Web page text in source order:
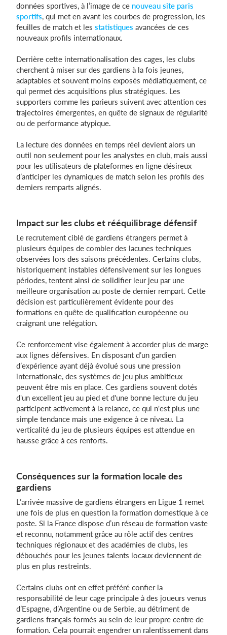
données sportives, à l’image de ce nouveau site paris
sportifs, qui met en avant les courbes de progression, les
feuilles de match et les statistiques avancées de ces
nouveaux profils internationaux.
Derrière cette internationalisation des cages, les clubs
cherchent à miser sur des gardiens à la fois jeunes,
adaptables et souvent moins exposés médiatiquement, ce
qui permet des acquisitions plus stratégiques. Les
supporters comme les parieurs suivent avec attention ces
trajectoires émergentes, en quête de signaux de régularité
ou de performance atypique.
La lecture des données en temps réel devient alors un
outil non seulement pour les analystes en club, mais aussi
pour les utilisateurs de plateformes en ligne désireux
d’anticiper les dynamiques de match selon les profils des
derniers remparts alignés.
Impact sur les clubs et rééquilibrage défensif
Le recrutement ciblé de gardiens étrangers permet à
plusieurs équipes de combler des lacunes techniques
observées lors des saisons précédentes. Certains clubs,
historiquement instables défensivement sur les longues
périodes, tentent ainsi de solidifier leur jeu par une
meilleure organisation au poste de dernier rempart. Cette
décision est particulièrement évidente pour des
formations en quête de qualification européenne ou
craignant une relégation.
Ce renforcement vise également à accorder plus de marge
aux lignes défensives. En disposant d’un gardien
d’expérience ayant déjà évolué sous une pression
internationale, des systèmes de jeu plus ambitieux
peuvent être mis en place. Ces gardiens souvent dotés
d'un excellent jeu au pied et d'une bonne lecture du jeu
participent activement à la relance, ce qui n'est plus une
simple tendance mais une exigence à ce niveau. La
verticalité du jeu de plusieurs équipes est attendue en
hausse grâce à ces renforts.
Conséquences sur la formation locale des
gardiens
L’arrivée massive de gardiens étrangers en Ligue 1 remet
une fois de plus en question la formation domestique à ce
poste. Si la France dispose d’un réseau de formation vaste
et reconnu, notamment grâce au rôle actif des centres
techniques régionaux et des académies de clubs, les
débouchés pour les jeunes talents locaux deviennent de
plus en plus restreints.
Certains clubs ont en effet préféré confier la
responsabilité de leur cage principale à des joueurs venus
d’Espagne, d’Argentine ou de Serbie, au détriment de
gardiens français formés au sein de leur propre centre de
formation. Cela pourrait engendrer un ralentissement dans